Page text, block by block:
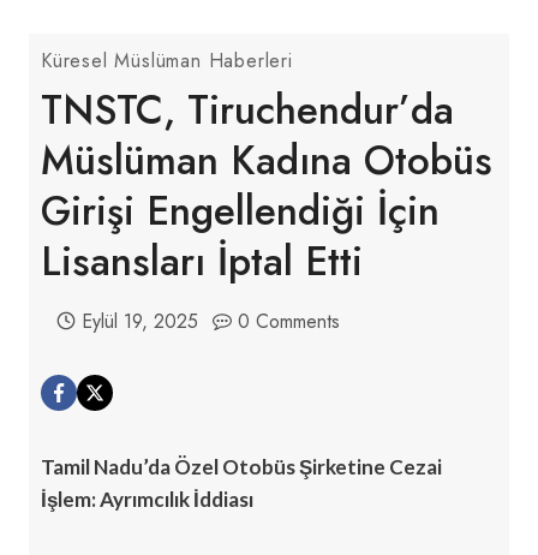
Küresel Müslüman Haberleri
TNSTC, Tiruchendur’da
Müslüman Kadına Otobüs
Girişi Engellendiği İçin
Lisansları İptal Etti
Eylül 19, 2025 0 Comments
Tamil Nadu’da Özel Otobüs Şirketine Cezai
İşlem: Ayrımcılık İddiası